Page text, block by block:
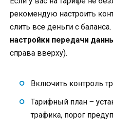
рекомендую настроить
слить все деньги с
настройки передачи
справа вверху).
Включить контроль
Тарифный план –
трафика, порог